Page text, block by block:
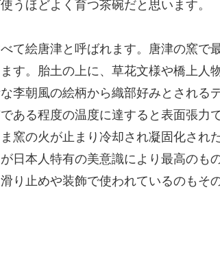
ほどよく育つ茶碗だと思います。
て絵唐津と呼ばれます。唐津の窯で
す。胎土の上に、草花文様や橋上
李朝風の絵柄から織部好みとされる
る程度の温度に達すると表面張力
窯の火が止まり冷却され凝固化され
日本人特有の美意識により最高の
り止めや装飾で使われているのもそ